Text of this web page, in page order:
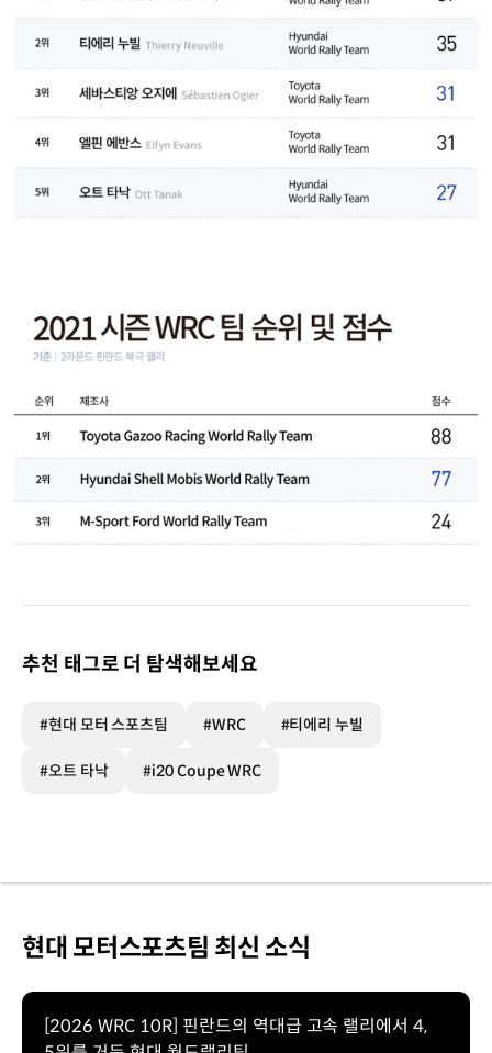
추천 태그로 더 탐색해보세요
#현대 모터 스포츠팀 #WRC #티에리 누빌
#오트 타낙 #i20 Coupe WRC
현대 모터스포츠팀 최신 소식
[2026 WRC 10R] 핀란드의 역대급 고속 랠리에서 4,